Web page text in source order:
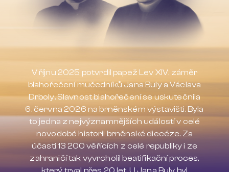
V říjnu 2025 potvrdil papež Lev XIV. záměr
blahořečení mučedníků Jana Buly a Václava
Drboly. Slavnost blahořečení se uskutečnila
6. června 2026 na brněnském výstavišti. Byla
to jedna z nejvýznamnějších událostí v celé
novodobé historii brněnské diecéze. Za
účasti 13 200 věřících z celé republiky i ze
zahraničí tak vyvrcholil beatifikační proces,